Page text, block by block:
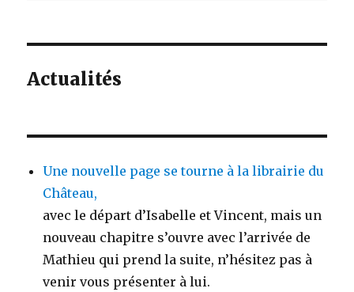
Actualités
Une nouvelle page se tourne à la librairie du
Château,
avec le départ d’Isabelle et Vincent, mais un
nouveau chapitre s’ouvre avec l’arrivée de
Mathieu qui prend la suite, n’hésitez pas à
venir vous présenter à lui.